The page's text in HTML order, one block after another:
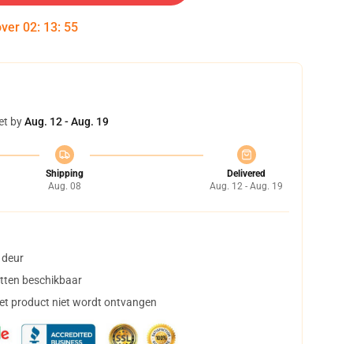
02: 13: 54
byAug. 12 - Aug. 19
Shipping
Aug. 08
Delivered
Aug. 12 - Aug. 19
beschikbaar
product niet wordt ontvangen